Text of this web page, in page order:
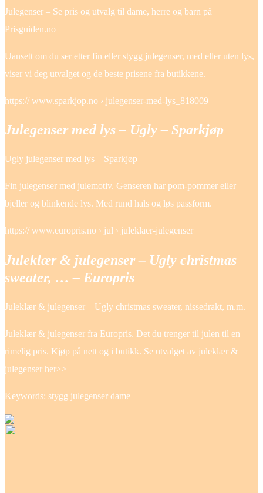
Julegenser – Se pris og utvalg til dame, herre og barn på
Prisguiden.no
Uansett om du ser etter fin eller stygg julegenser, med eller uten lys,
viser vi deg utvalget og de beste prisene fra butikkene.
https:// www.sparkjop.no › julegenser-med-lys_818009
Julegenser med lys – Ugly – Sparkjøp
Ugly julegenser med lys – Sparkjøp
Fin julegenser med julemotiv. Genseren har pom-pommer eller
bjeller og blinkende lys. Med rund hals og løs passform.
https:// www.europris.no › jul › juleklaer-julegenser
Juleklær & julegenser – Ugly christmas
sweater, … – Europris
Juleklær & julegenser – Ugly christmas sweater, nissedrakt, m.m.
Juleklær & julegenser fra Europris. Det du trenger til julen til en
rimelig pris. Kjøp på nett og i butikk. Se utvalget av juleklær &
julegenser her>>
Keywords: stygg julegenser dame